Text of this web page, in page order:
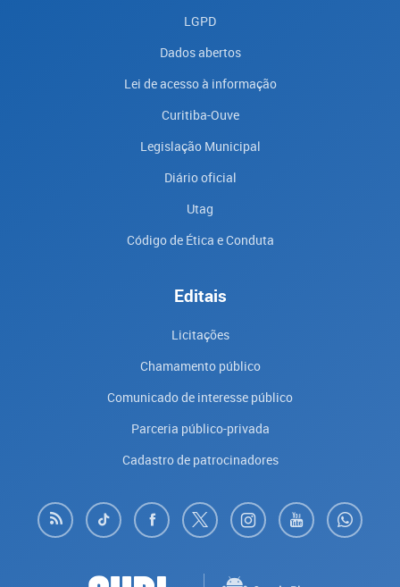
LGPD
Dados abertos
Lei de acesso à informação
Curitiba-Ouve
Legislação Municipal
Diário oficial
Utag
Código de Ética e Conduta
Editais
Licitações
Chamamento público
Comunicado de interesse público
Parceria público-privada
Cadastro de patrocinadores